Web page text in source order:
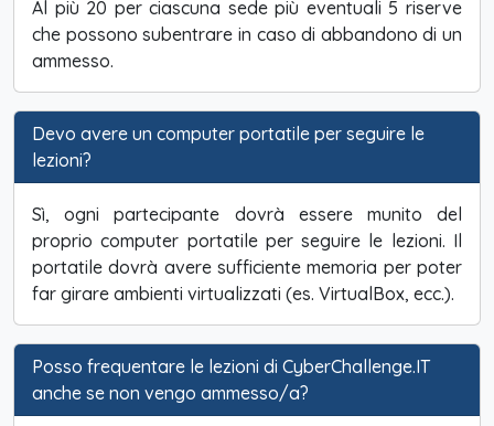
Al più 20 per ciascuna sede più eventuali 5 riserve
che possono subentrare in caso di abbandono di un
ammesso.
Devo avere un computer portatile per seguire le
lezioni?
Sì, ogni partecipante dovrà essere munito del
proprio computer portatile per seguire le lezioni. Il
portatile dovrà avere sufficiente memoria per poter
far girare ambienti virtualizzati (es. VirtualBox, ecc.).
Posso frequentare le lezioni di CyberChallenge.IT
anche se non vengo ammesso/a?